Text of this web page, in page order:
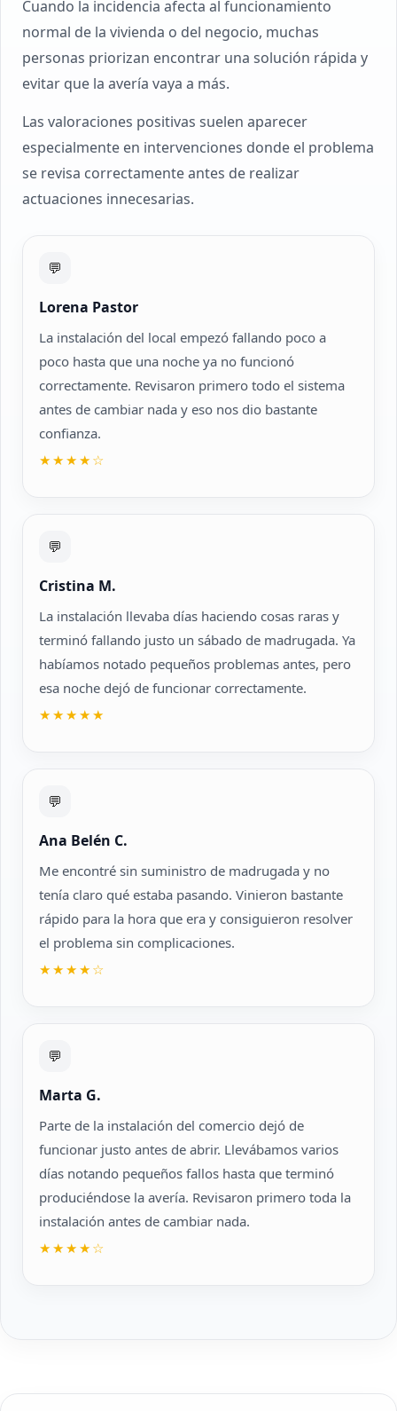
Cuando la incidencia afecta al funcionamiento
normal de la vivienda o del negocio, muchas
personas priorizan encontrar una solución rápida y
evitar que la avería vaya a más.
Las valoraciones positivas suelen aparecer
especialmente en intervenciones donde el problema
se revisa correctamente antes de realizar
actuaciones innecesarias.
💬
Lorena Pastor
La instalación del local empezó fallando poco a
poco hasta que una noche ya no funcionó
correctamente. Revisaron primero todo el sistema
antes de cambiar nada y eso nos dio bastante
confianza.
★★★★☆
💬
Cristina M.
La instalación llevaba días haciendo cosas raras y
terminó fallando justo un sábado de madrugada. Ya
habíamos notado pequeños problemas antes, pero
esa noche dejó de funcionar correctamente.
★★★★★
💬
Ana Belén C.
Me encontré sin suministro de madrugada y no
tenía claro qué estaba pasando. Vinieron bastante
rápido para la hora que era y consiguieron resolver
el problema sin complicaciones.
★★★★☆
💬
Marta G.
Parte de la instalación del comercio dejó de
funcionar justo antes de abrir. Llevábamos varios
días notando pequeños fallos hasta que terminó
produciéndose la avería. Revisaron primero toda la
instalación antes de cambiar nada.
★★★★☆